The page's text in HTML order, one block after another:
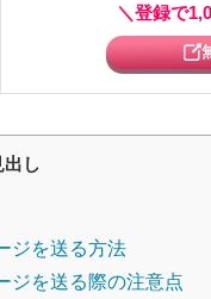
＼登録で
出し
ジを送る方法
ジを送る際の注意点